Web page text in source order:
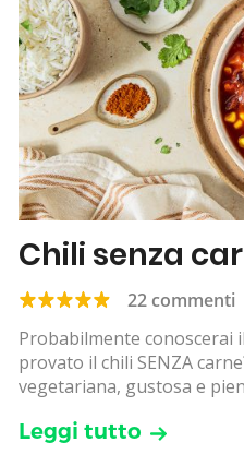
Chili senza
22 commenti
Probabilmente conoscerai
provato il chili SENZA
vegetariana, gustosa e
Leggi tutto